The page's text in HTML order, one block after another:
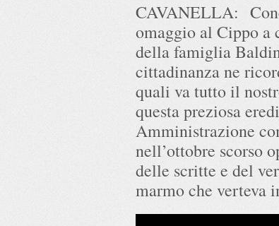
CAVANELLA:
omaggio al Cippo a
della famiglia
cittadinanza ne
quali va tutto il
questa preziosa
Amministrazione
nell’ottobre scorso
delle scritte e del
marmo che verteva